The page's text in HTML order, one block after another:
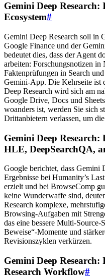
Gemini Deep
Ecosystem#
Gemini Deep Research soll in
Google Finance und der
bedeutet dies, dass der Agent
arbeiten: Forschungsnotizen
Faktenprüfungen in Search
Gemini-App. Die Kehrseite ist
Deep Research wird sich am
Google Drive, Docs und
woanders ist, werden Sie sich
Drittanbietern verlassen, um
Gemini Deep
HLE, DeepSearchQA,
Google berichtet, dass Gemini
Ergebnisse bei Humanity’s
erzielt und bei BrowseComp
keine Wunderwaffe sind,
Research komplexe,
Browsing-Aufgaben mit
das eine bessere Multi-
Beweise“-Momente und
Revisionszyklen verkürzen.
Gemini Deep
Research Workflow#